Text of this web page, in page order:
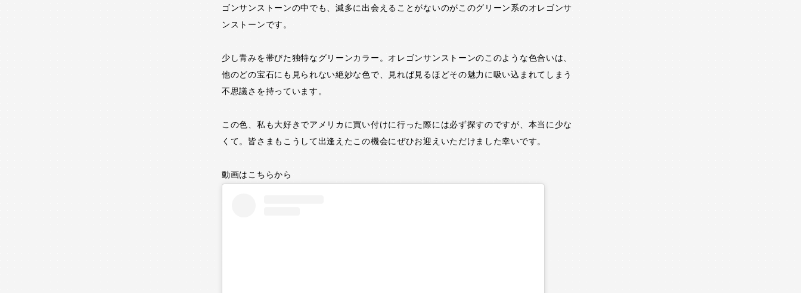
ゴンサンストーンの中でも、滅多に出会えることがないのがこのグリーン系のオレゴンサ
ンストーンです。
少し青みを帯びた独特なグリーンカラー。オレゴンサンストーンのこのような色合いは、
他のどの宝石にも見られない絶妙な色で、見れば見るほどその魅力に吸い込まれてしまう
不思議さを持っています。
この色、私も大好きでアメリカに買い付けに行った際には必ず探すのですが、本当に少な
くて。皆さまもこうして出逢えたこの機会にぜひお迎えいただけました幸いです。
動画はこちらから